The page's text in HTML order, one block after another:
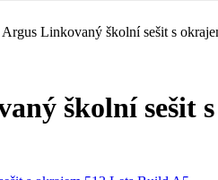
Argus Linkovaný školní sešit s
školní sešit